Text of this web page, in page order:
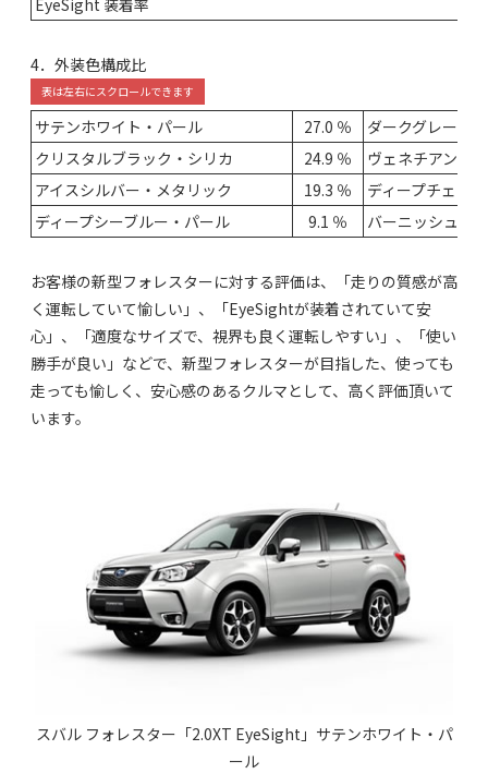
EyeSight 装着率
4．外装色構成比
サテンホワイト・パール 27.0 ％
ダークグレー・
クリスタルブラック・シリカ
24.9 ％
ヴェネチアンレ
アイスシルバー・メタリック
19.3 ％
ディープチェリ
ディープシーブルー・パール
9.1 ％ バーニッシュド
お客様の新型フォレスターに対する評価は、「走りの質感が高
く運転していて愉しい」、「EyeSightが装着されていて安
心」、「適度なサイズで、視界も良く運転しやすい」、「使い
勝手が良い」などで、新型フォレスターが目指した、使っても
走っても愉しく、安心感のあるクルマとして、高く評価頂いて
います。
スバル フォレスター「2.0XT EyeSight」サテンホワイト・パ
ール